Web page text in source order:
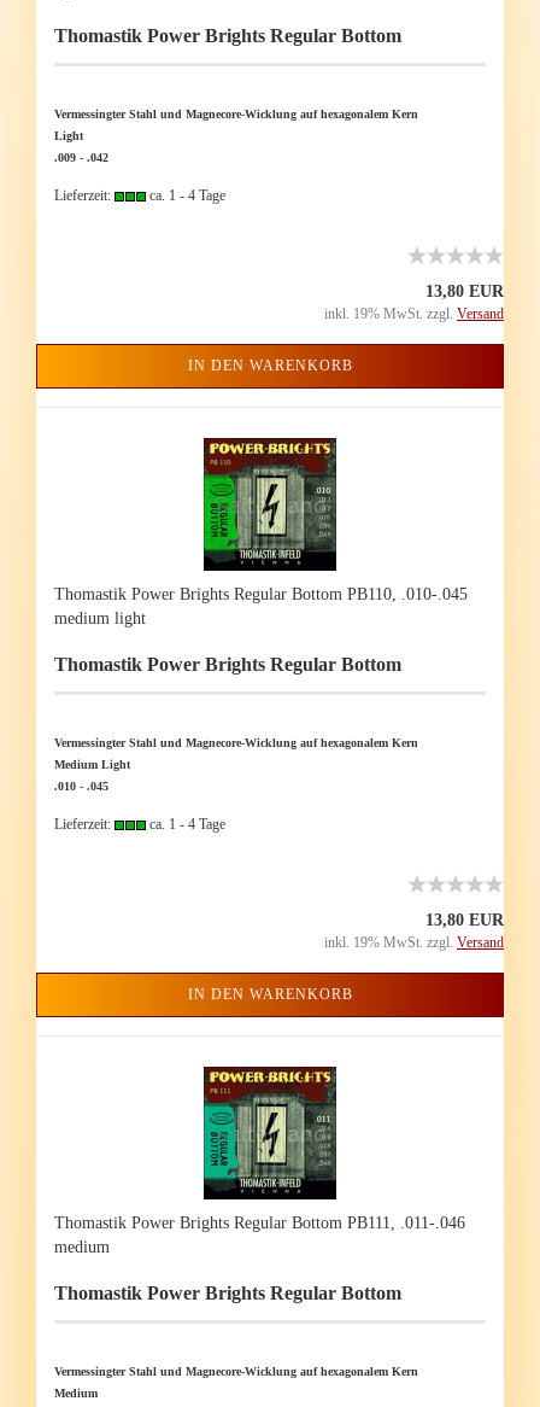
Tho­mas­tik Power Brights Re­gu­lar Bot­tom
Ver­mes­sing­ter Stahl und Magnecore-​Wicklung auf he­xa­go­na­lem Kern
Light
.009 - .042
Lieferzeit: ca. 1 - 4 Tage
13,80 EUR
inkl. 19% MwSt. zzgl. Versand
IN DEN WARENKORB
Tho­mas­tik Power Brights Re­gu­lar Bot­tom PB110, .010-.045
me­di­um light
Tho­mas­tik Power Brights Re­gu­lar Bot­tom
Ver­mes­sing­ter Stahl und Magnecore-​Wicklung auf he­xa­go­na­lem Kern
Me­di­um Light
.010 - .045
Lieferzeit: ca. 1 - 4 Tage
13,80 EUR
inkl. 19% MwSt. zzgl. Versand
IN DEN WARENKORB
Tho­mas­tik Power Brights Re­gu­lar Bot­tom PB111, .011-.046
me­di­um
Tho­mas­tik Power Brights Re­gu­lar Bot­tom
Ver­mes­sing­ter Stahl und Magnecore-​Wicklung auf he­xa­go­na­lem Kern
Me­di­um